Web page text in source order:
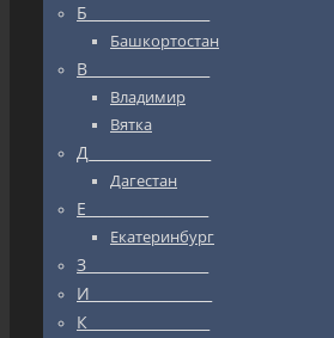
Б_________________
Башкортостан
В_________________
Владимир
Вятка
Д_________________
Дагестан
Е_________________
Екатеринбург
З_________________
И_________________
К_________________